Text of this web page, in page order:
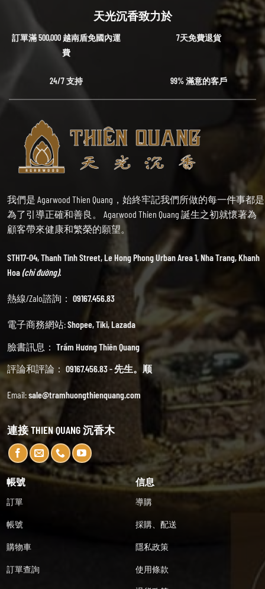
天光沉香致力於
訂單滿 500,000 越南盾免國內運
費
7天免費退貨
24/7 支持 99% 滿意的客戶
我們是 Agarwood Thien Quang，始終牢記我們所做的每一件事都是
為了引導正確和善良。 Agarwood Thien Quang 誕生之初就懷著為
顧客帶來健康和繁榮的願望。
STH17-04, Thanh Tinh Street, Le Hong Phong Urban Area 1, Nha Trang, Khanh
Hoa(chỉ đường).
熱線/Zalo諮詢： 09167.456.83
電子商務網站:Shopee,Tiki,Lazada
臉書訊息： Trầm Hương Thiên Quang
評論和評論： 09167.456.83 - 先生。顺
Email:sale@tramhuongthienquang.com
連接 THIEN QUANG 沉香木
帳號
訂單
帳號
購物車
訂單查詢
信息
導購
採購、配送
隱私政策
使用條款